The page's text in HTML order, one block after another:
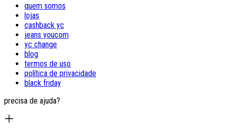
quem somos
lojas
cashback yc
jeans youcom
yc change
blog
termos de uso
política de privacidade
black friday
precisa de ajuda?